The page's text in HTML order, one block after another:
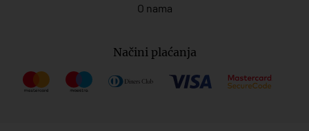
O nama
Načini plaćanja